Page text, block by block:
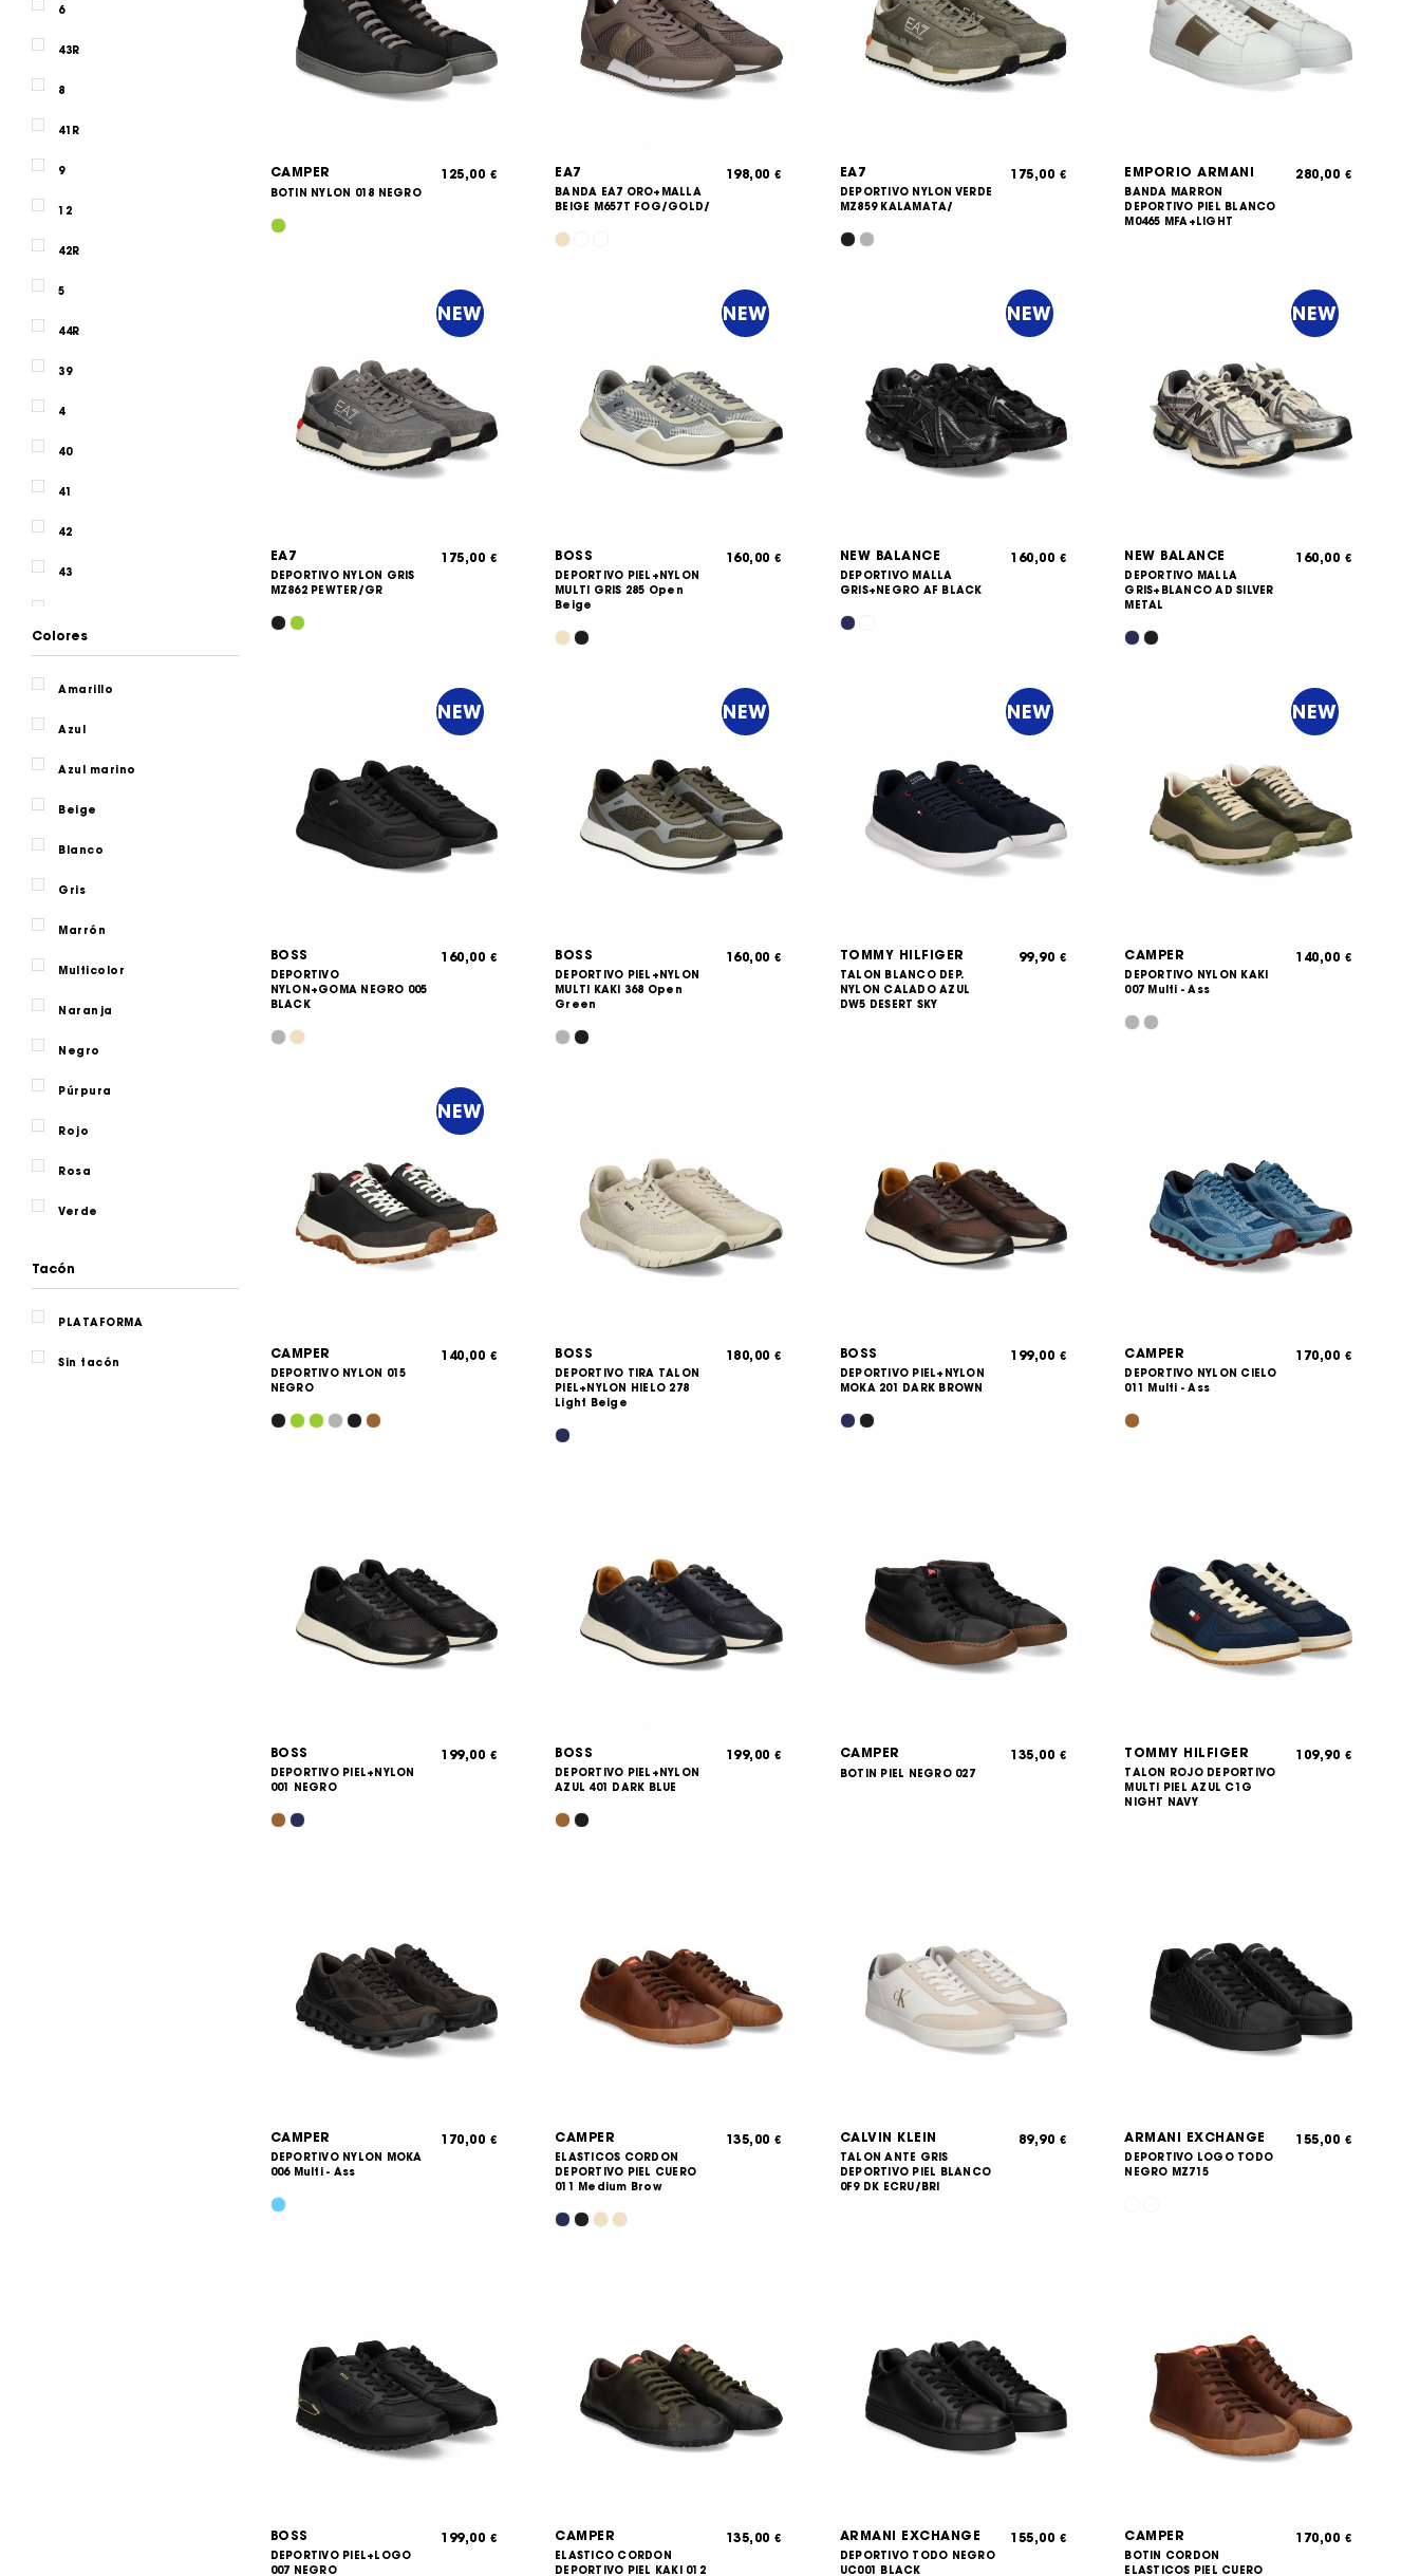
CAMPER
BOTIN NYLON 018 NEGRO
125,00 € EA7
BANDA EA7 ORO+MALLA
BEIGE M657T FOG/GOLD/
198,00€ EA7
DEPORTIVO NYLON VERDE
MZ859 KALAMATA/
175,00 € EMPORIO ARMANI
BANDA MARRON
DEPORTIVO PIEL BLANCO
M0465 MFA+LIGHT
280,00 €
NEW
EA7
DEPORTIVO NYLON GRIS
MZ862 PEWTER/GR
175,00 €
NEW
BOSS
DEPORTIVO PIEL+NYLON
MULTI GRIS 285 Open
Beige
160,00€
NEW
NEW BALANCE
DEPORTIVO MALLA
GRIS+NEGRO AF BLACK
160,00 €
NEW
NEW BALANCE
DEPORTIVO MALLA
GRIS+BLANCO AD SILVER
METAL
160,00 €
NEW
BOSS
DEPORTIVO
NYLON+GOMA NEGRO 005
BLACK
160,00 €
NEW
BOSS
DEPORTIVO PIEL+NYLON
MULTI KAKI 368 Open
Green
160,00€
NEW
TOMMY HILFIGER
TALON BLANCO DEP.
NYLON CALADO AZUL
DW5 DESERT SKY
99,90 €
NEW
CAMPER
DEPORTIVO NYLON KAKI
007 Multi - Ass
140,00 €
NEW
CAMPER
DEPORTIVO NYLON 015
NEGRO
140,00 € BOSS
DEPORTIVO TIRA TALON
PIEL+NYLON HIELO 278
Light Beige
180,00€ BOSS
DEPORTIVO PIEL+NYLON
MOKA 201 DARK BROWN
199,00 € CAMPER
DEPORTIVO NYLON CIELO
011 Multi - Ass
170,00 €
BOSS
DEPORTIVO PIEL+NYLON
001 NEGRO
199,00 € BOSS
DEPORTIVO PIEL+NYLON
AZUL 401 DARK BLUE
199,00€ CAMPER
BOTIN PIEL NEGRO 027
135,00 € TOMMY HILFIGER
TALON ROJO DEPORTIVO
MULTI PIEL AZUL C1G
NIGHT NAVY
109,90 €
CAMPER
DEPORTIVO NYLON MOKA
006 Multi - Ass
170,00 € CAMPER
ELASTICOS CORDON
DEPORTIVO PIEL CUERO
011 Medium Brow
135,00€ CALVIN KLEIN
TALON ANTE GRIS
DEPORTIVO PIEL BLANCO
0F9 DK ECRU/BRI
89,90 € ARMANI EXCHANGE
DEPORTIVO LOGO TODO
NEGRO MZ715
155,00 €
BOSS
DEPORTIVO PIEL+LOGO
007 NEGRO
199,00 € CAMPER
ELASTICO CORDON
DEPORTIVO PIEL KAKI 012
135,00€ ARMANI EXCHANGE
DEPORTIVO TODO NEGRO
UC001 BLACK
155,00 € CAMPER
BOTIN CORDON
ELASTICOS PIEL CUERO
170,00 €
6
43R
8
41R
9
12
42R
5
44R
39
4
40
41
42
43
45
46
Colores
Amarillo
Azul
Azul marino
Beige
Blanco
Gris
Marrón
Multicolor
Naranja
Negro
Púrpura
Rojo
Rosa
Verde
Tacón
PLATAFORMA
Sin tacón